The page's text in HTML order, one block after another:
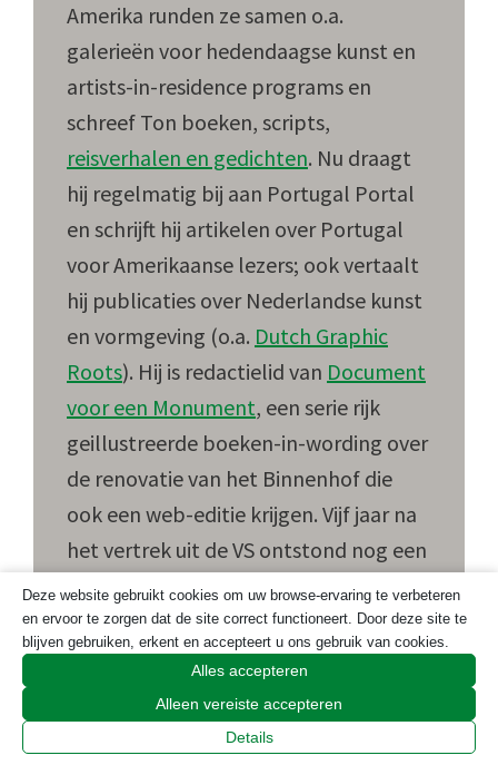
Amerika runden ze samen o.a.
galerieën voor hedendaagse kunst en
artists-in-residence programs en
schreef Ton boeken, scripts,
reisverhalen en gedichten. Nu draagt
hij regelmatig bij aan Portugal Portal
en schrijft hij artikelen over Portugal
voor Amerikaanse lezers; ook vertaalt
hij publicaties over Nederlandse kunst
en vormgeving (o.a. Dutch Graphic
Roots). Hij is redactielid van Document
voor een Monument, een serie rijk
geillustreerde boeken-in-wording over
de renovatie van het Binnenhof die
ook een web-editie krijgen. Vijf jaar na
het vertrek uit de VS ontstond nog een
kort filmpjeover de laatste zeven jaar,
de Kansas-periode.
Lees
Deze website gebruikt cookies om uw browse-ervaring te verbeteren
en ervoor te zorgen dat de site correct functioneert. Door deze site te
blijven gebruiken, erkent en accepteert u ons gebruik van cookies.
Alles accepteren
Alleen vereiste accepteren
Details